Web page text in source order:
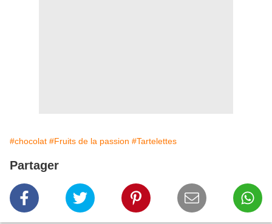
#chocolat #Fruits de la passion #Tartelettes
Partager